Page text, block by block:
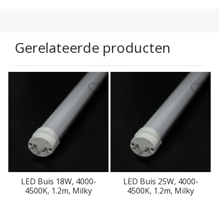
Gerelateerde producten
LED Buis 18W, 4000-
4500K, 1.2m, Milky
LED Buis 25W, 4000-
4500K, 1.2m, Milky